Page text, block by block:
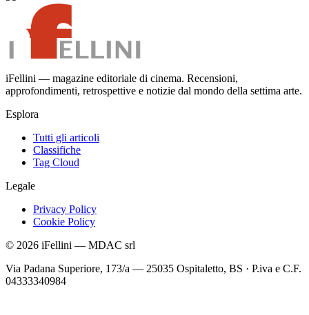
iFellini — magazine editoriale di cinema. Recensioni,
approfondimenti, retrospettive e notizie dal mondo della settima arte.
Esplora
Tutti gli articoli
Classifiche
Tag Cloud
Legale
Privacy Policy
Cookie Policy
© 2026 iFellini — MDAC srl
Via Padana Superiore, 173/a — 25035 Ospitaletto, BS · P.iva e C.F.
04333340984